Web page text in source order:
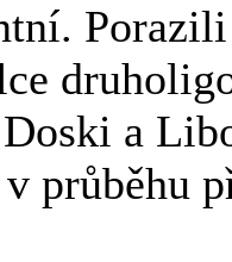
a
průběhu